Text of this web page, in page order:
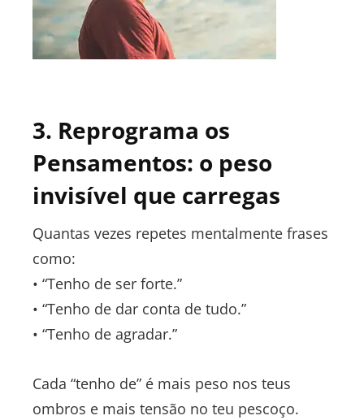
3. Reprograma os
Pensamentos: o peso
invisível que carregas
Quantas vezes repetes mentalmente frases
como:
• “Tenho de ser forte.”
• “Tenho de dar conta de tudo.”
• “Tenho de agradar.”
Cada “tenho de” é mais peso nos teus
ombros e mais tensão no teu pescoço.